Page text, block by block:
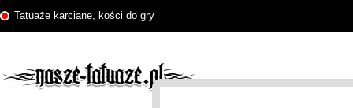
Tatuaże karciane, kości do gry